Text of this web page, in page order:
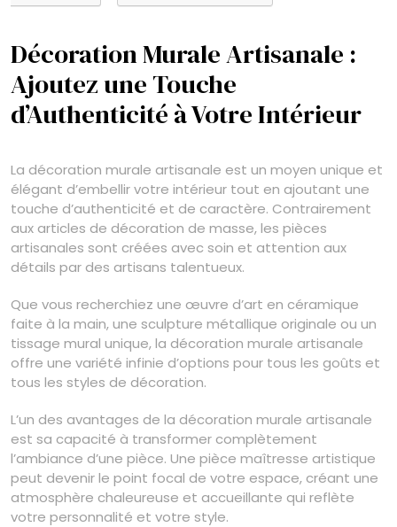
Décoration Murale Artisanale :
Ajoutez une Touche
d’Authenticité à Votre Intérieur
La décoration murale artisanale est un moyen unique et
élégant d’embellir votre intérieur tout en ajoutant une
touche d’authenticité et de caractère. Contrairement
aux articles de décoration de masse, les pièces
artisanales sont créées avec soin et attention aux
détails par des artisans talentueux.
Que vous recherchiez une œuvre d’art en céramique
faite à la main, une sculpture métallique originale ou un
tissage mural unique, la décoration murale artisanale
offre une variété infinie d’options pour tous les goûts et
tous les styles de décoration.
L’un des avantages de la décoration murale artisanale
est sa capacité à transformer complètement
l’ambiance d’une pièce. Une pièce maîtresse artistique
peut devenir le point focal de votre espace, créant une
atmosphère chaleureuse et accueillante qui reflète
votre personnalité et votre style.